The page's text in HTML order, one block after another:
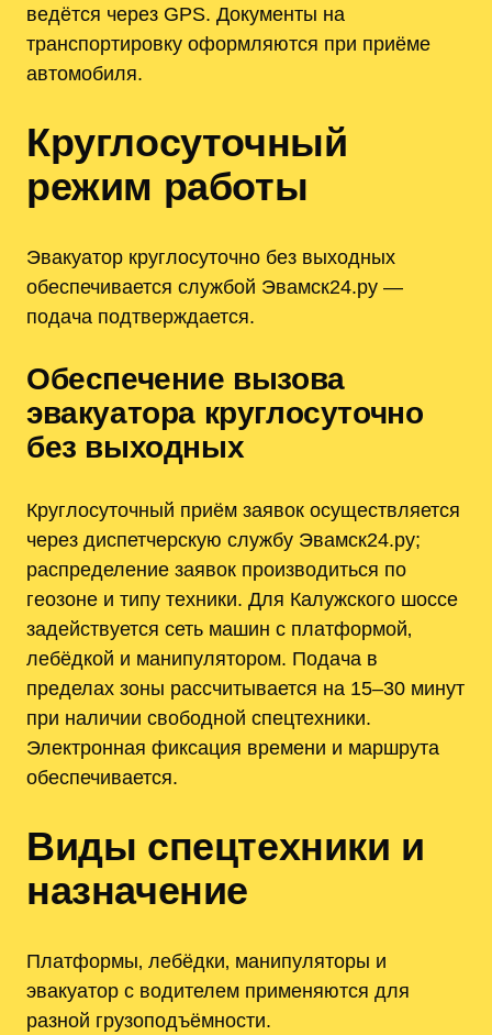
ведётся через GPS. Документы на
транспортировку оформляются при приёме
автомобиля.
Круглосуточный
режим работы
Эвакуатор круглосуточно без выходных
обеспечивается службой Эвамск24.ру —
подача подтверждается.
Обеспечение вызова
эвакуатора круглосуточно
без выходных
Круглосуточный приём заявок осуществляется
через диспетчерскую службу Эвамск24.ру;
распределение заявок производиться по
геозоне и типу техники. Для Калужского шоссе
задействуется сеть машин с платформой‚
лебёдкой и манипулятором. Подача в
пределах зоны рассчитывается на 15–30 минут
при наличии свободной спецтехники.
Электронная фиксация времени и маршрута
обеспечивается.
Виды спецтехники и
назначение
Платформы‚ лебёдки‚ манипуляторы и
эвакуатор с водителем применяются для
разной грузоподъёмности.